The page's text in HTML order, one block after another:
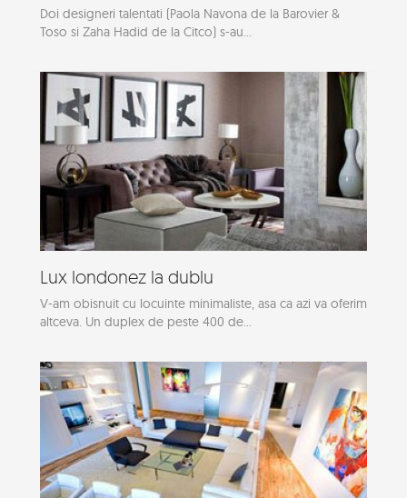
Doi designeri talentati (Paola Navona de la Barovier &
Toso si Zaha Hadid de la Citco) s-au...
Lux londonez la dublu
V-am obisnuit cu locuinte minimaliste, asa ca azi va oferim
altceva. Un duplex de peste 400 de...